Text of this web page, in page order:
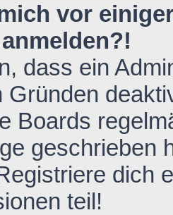
vor
dass ein
Gründen
Boards
geschrieben
dich
teil!